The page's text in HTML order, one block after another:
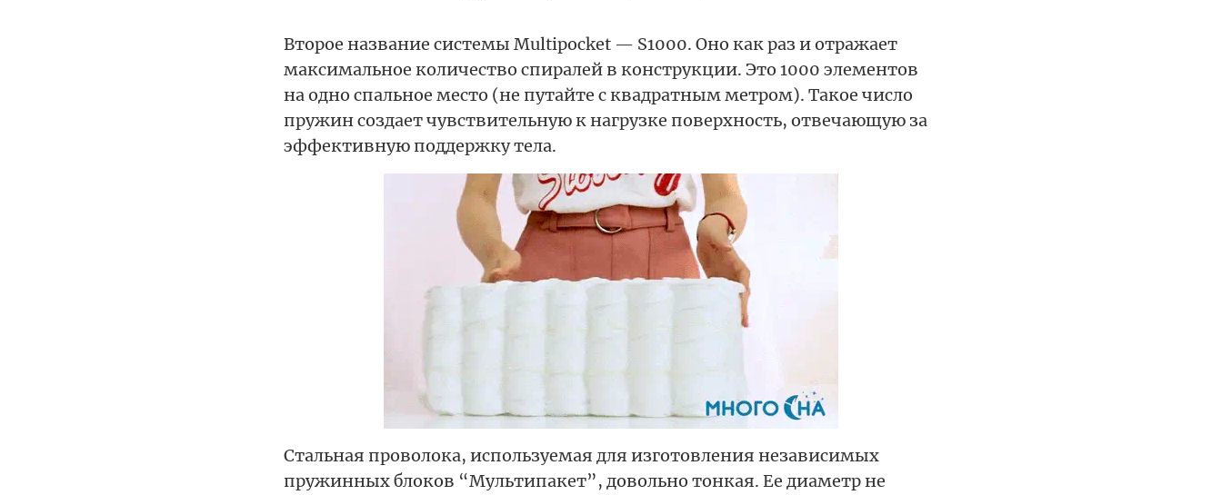
Второе название системы Multipocket — S1000. Оно как раз и отражает
максимальное количество спиралей в конструкции. Это 1000 элементов
на одно спальное место (не путайте с квадратным метром). Такое число
пружин создает чувствительную к нагрузке поверхность, отвечающую за
эффективную поддержку тела.
Стальная проволока, используемая для изготовления независимых
пружинных блоков “Мультипакет”, довольно тонкая. Ее диаметр не